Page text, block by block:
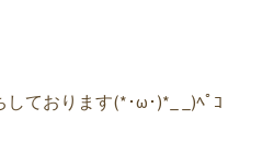
ております(*･ω･)*_ _)ﾍﾟｺ